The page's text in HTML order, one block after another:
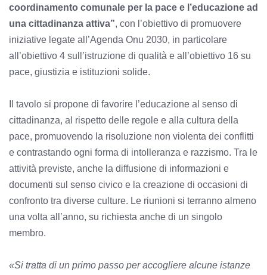
coordinamento comunale per la pace e l’educazione ad
una cittadinanza attiva”, con l’obiettivo di promuovere
iniziative legate all’Agenda Onu 2030, in particolare
all’obiettivo 4 sull’istruzione di qualità e all’obiettivo 16 su
pace, giustizia e istituzioni solide.
Il tavolo si propone di favorire l’educazione al senso di
cittadinanza, al rispetto delle regole e alla cultura della
pace, promuovendo la risoluzione non violenta dei conflitti
e contrastando ogni forma di intolleranza e razzismo. Tra le
attività previste, anche la diffusione di informazioni e
documenti sul senso civico e la creazione di occasioni di
confronto tra diverse culture. Le riunioni si terranno almeno
una volta all’anno, su richiesta anche di un singolo
membro.
«Si tratta di un primo passo per accogliere alcune istanze